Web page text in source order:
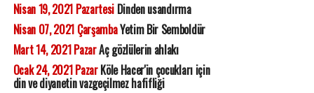
Nisan 19, 2021 PazartesiDinden usandırma
Nisan 07, 2021 ÇarşambaYetim Bir Semboldür
Mart 14, 2021 PazarAç gözlülerin ahlakı
Ocak 24, 2021 PazarKöle Hacer'in çocukları için
din ve diyanetin vazgeçilmez hafifliği